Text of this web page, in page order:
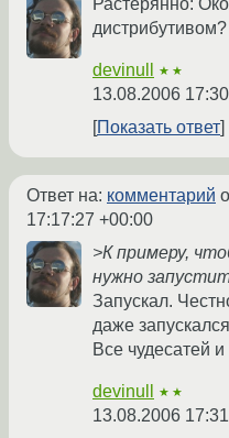
Растерянно:
devinull ★★
13.08.2006
Показать ответ
Ответ на: комментарий
17:17:27 +00:00
>К примеру,
нужно
Запускал.
даже
Все чудесатей и
devinull ★★
13.08.2006